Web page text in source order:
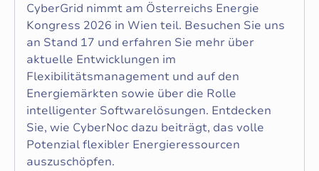
CyberGrid nimmt am Österreichs Energie
Kongress 2026 in Wien teil. Besuchen Sie uns
an Stand 17 und erfahren Sie mehr über
aktuelle Entwicklungen im
Flexibilitätsmanagement und auf den
Energiemärkten sowie über die Rolle
intelligenter Softwarelösungen. Entdecken
Sie, wie CyberNoc dazu beiträgt, das volle
Potenzial flexibler Energieressourcen
auszuschöpfen.